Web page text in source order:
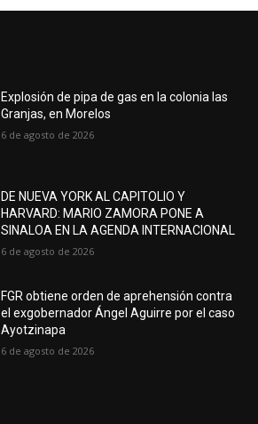
Explosión de pipa de gas en la colonia las
Granjas, en Morelos
6 de agosto de 2026
DE NUEVA YORK AL CAPITOLIO Y
HARVARD: MARIO ZAMORA PONE A
SINALOA EN LA AGENDA INTERNACIONAL
6 de agosto de 2026
FGR obtiene orden de aprehensión contra
el exgobernador Ángel Aguirre por el caso
Ayotzinapa
6 de agosto de 2026